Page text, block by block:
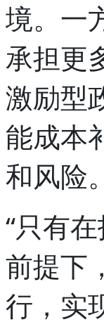
境。一
承担更
激励型
能成本
和风险。
“只有
前提下
行，实